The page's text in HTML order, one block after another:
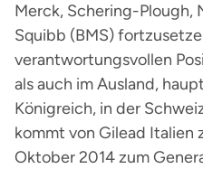
Merck, Schering-Plough,
Squibb (BMS)
verantwortungsvollen
als auch im Ausland,
Königreich, in der
kommt von Gilead Italien
Oktober 2014 zum